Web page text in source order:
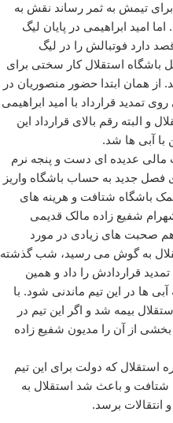
تیمش به ثمر رساند نقش به
امید ابراهیمی در پایان لیگ
دارد فوتبالش را در لیگ
باشگاه استقلال کار سختی برای
از همان ابتدا حضور منصوریان در
تمدید قرارداد با امید ابراهیمی
و البته رقم بالای قرارداد این
با آبی ها شد.
مالی عدیده ای دست و پنجه نرم
فصل جدید به حساب باشگاه واریز
باشگاه شتافت و هرینه های
شهرام شفیع زاده مالک قدیمی
هم صحبت های زیادی در مورد
به گوش می رسید، شب گذشته
قراردادش را داد و همین
ها در این تیم ماندنی شود. با
بیمه شد و اگر این تیم در
بخشی از آن را مدیون شفیع زاده
استقلال که دولت برای این تیم
شتافت و باعث شد استقلال به
برسد.